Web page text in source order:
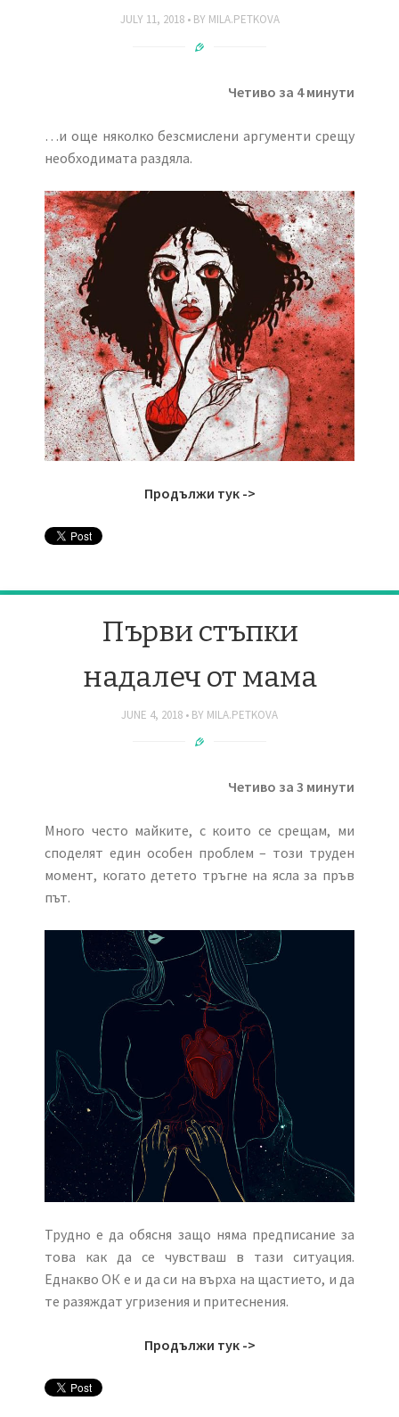
JULY 11, 2018 BY MILA.PETKOVA
Четиво за 4 минути
…и още няколко безсмислени аргументи срещу
необходимата раздяла.
Продължи тук ->
Първи стъпки
надалеч от мама
JUNE 4, 2018 BY MILA.PETKOVA
Четиво за 3 минути
Много често майките, с които се срещам, ми
споделят един особен проблем – този труден
момент, когато детето тръгне на ясла за пръв
път.
Трудно е да обясня защо няма предписание за
това как да се чувстваш в тази ситуация.
Еднакво ОК е и да си на върха на щастието, и да
те разяждат угризения и притеснения.
Продължи тук ->